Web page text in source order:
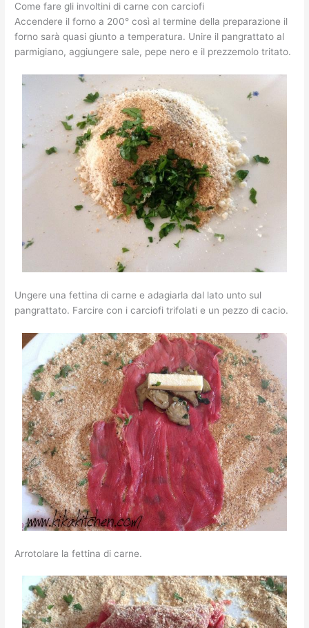
Come fare gli involtini di carne con carciofi
Accendere il forno a 200° così al termine della preparazione il
forno sarà quasi giunto a temperatura. Unire il pangrattato al
parmigiano, aggiungere sale, pepe nero e il prezzemolo tritato.
Ungere una fettina di carne e adagiarla dal lato unto sul
pangrattato. Farcire con i carciofi trifolati e un pezzo di cacio.
Arrotolare la fettina di carne.